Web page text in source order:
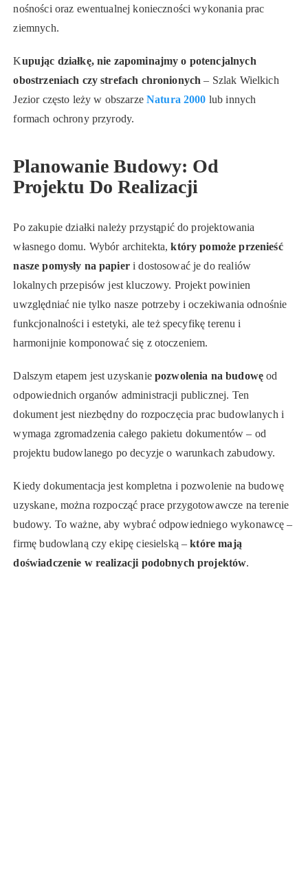
nośności oraz ewentualnej konieczności wykonania prac
ziemnych.
Kupując działkę, nie zapominajmy o potencjalnych
obostrzeniach czy strefach chronionych – Szlak Wielkich
Jezior często leży w obszarze Natura 2000 lub innych
formach ochrony przyrody.
Planowanie Budowy: Od
Projektu Do Realizacji
Po zakupie działki należy przystąpić do projektowania
własnego domu. Wybór architekta, który pomoże przenieść
nasze pomysły na papieri dostosować je do realiów
lokalnych przepisów jest kluczowy. Projekt powinien
uwzględniać nie tylko nasze potrzeby i oczekiwania odnośnie
funkcjonalności i estetyki, ale też specyfikę terenu i
harmonijnie komponować się z otoczeniem.
Dalszym etapem jest uzyskanie pozwolenia na budowęod
odpowiednich organów administracji publicznej. Ten
dokument jest niezbędny do rozpoczęcia prac budowlanych i
wymaga zgromadzenia całego pakietu dokumentów – od
projektu budowlanego po decyzje o warunkach zabudowy.
Kiedy dokumentacja jest kompletna i pozwolenie na budowę
uzyskane, można rozpocząć prace przygotowawcze na terenie
budowy. To ważne, aby wybrać odpowiedniego wykonawcę –
firmę budowlaną czy ekipę ciesielską – które mają
doświadczenie w realizacji podobnych projektów.